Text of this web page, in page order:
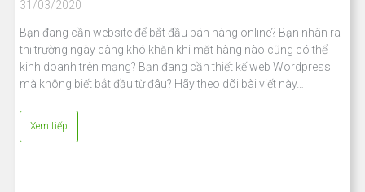
31/03/2020
Bạn đang cần website để bắt đầu bán hàng online? Bạn nhân ra
thị trường ngày càng khó khăn khi mặt hàng nào cũng có thể
kinh doanh trên mạng? Bạn đang cần thiết kế web Wordpress
mà không biết bắt đầu từ đâu? Hãy theo dõi bài viết này…
Xem tiếp